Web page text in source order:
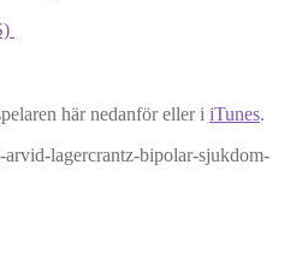
här nedanför eller i iTunes.